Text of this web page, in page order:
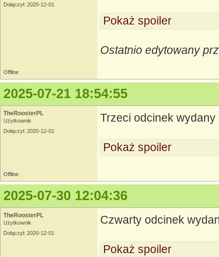
Dołączył: 2020-12-01
Pokaż spoiler
Ostatnio edytowany
Offline
2025-07-21 18:54:55
TheRoosterPL
Użytkownik
Dołączył: 2020-12-01
Trzeci odcinek wydany
Pokaż spoiler
Offline
2025-07-30 12:04:36
TheRoosterPL
Użytkownik
Dołączył: 2020-12-01
Czwarty odcinek
Pokaż spoiler